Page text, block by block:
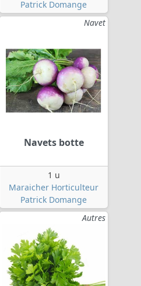
Patrick Domange
Navet
Navets botte
1 u
Maraicher Horticulteur
Patrick Domange
Autres